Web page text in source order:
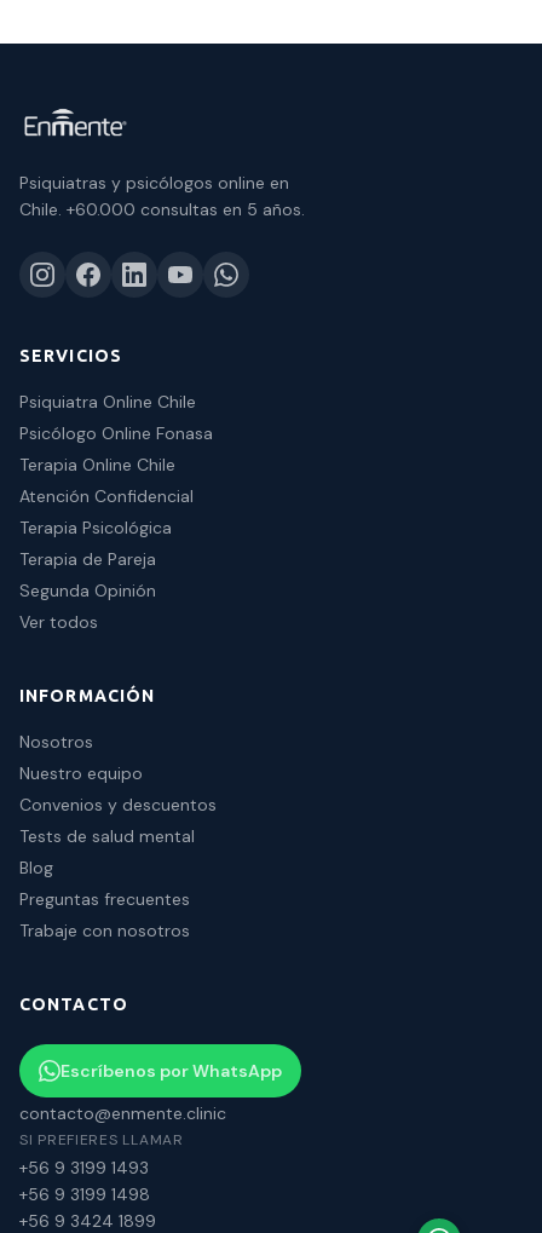
Psiquiatras y psicólogos online en
Chile. +60.000 consultas en 5 años.
SERVICIOS
Psiquiatra Online Chile
Psicólogo Online Fonasa
Terapia Online Chile
Atención Confidencial
Terapia Psicológica
Terapia de Pareja
Segunda Opinión
Ver todos
INFORMACIÓN
Nosotros
Nuestro equipo
Convenios y descuentos
Tests de salud mental
Blog
Preguntas frecuentes
Trabaje con nosotros
CONTACTO
Escríbenos por WhatsApp
contacto@enmente.clinic
SI PREFIERES LLAMAR
+56 9 3199 1493
+56 9 3199 1498
+56 9 3424 1899